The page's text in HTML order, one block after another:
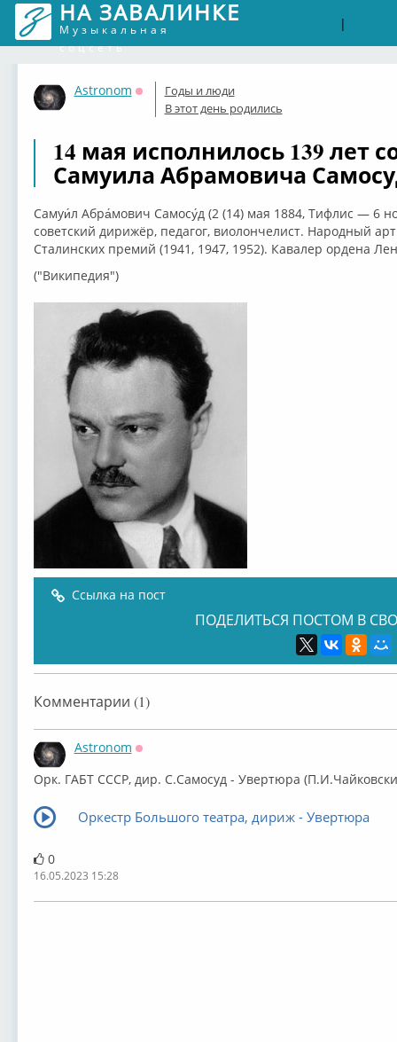
НА ЗАВАЛИНКЕ
Музыкальная
соцсеть
|
Astronom
Оффлайн
Годы и люди
В этот день родились
14 мая исполнилось 139 лет
Самуила Абрамовича
Самуи́л Абра́мович Самосу́д (2 (14) мая 1884, Тифлис — 6
советский дирижёр, педагог, виолончелист. Народный
Сталинских премий (1941, 1947, 1952). Кавалер ордена
("Википедия")
Ссылка на пост
ПОДЕЛИТЬСЯ ПОСТОМ В
Комментарии (1)
Astronom
⁣Орк. ГАБТ СССР, дир. С.Самосуд - Увертюра
Оркестр Большого театра, дириж - Увертюра
0
16.05.2023 15:28